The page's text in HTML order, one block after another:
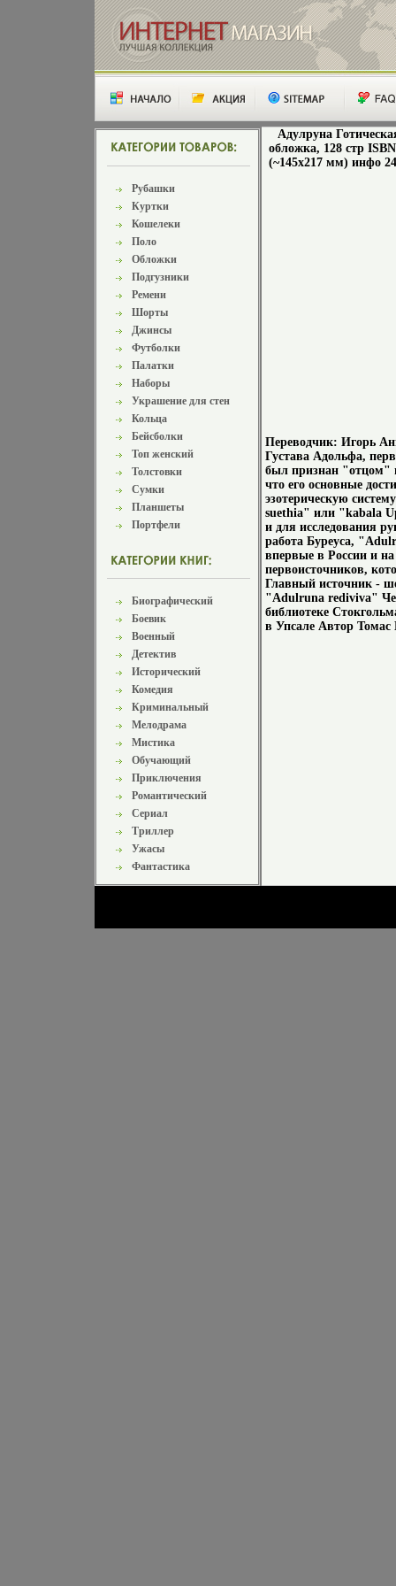
Рубашки
Куртки
Кошелеки
Поло
Обложки
Подгузники
Ремени
Шорты
Джинсы
Футболки
Палатки
Наборы
Украшение для стен
Кольца
Бейсболки
Топ женский
Толстовки
Сумки
Планшеты
Портфели
Биографический
Боевик
Военный
Детектив
Исторический
Комедия
Криминальный
Мелодрама
Мистика
Обучающий
Приключения
Романтический
Сериал
Триллер
Ужасы
Фантастика
Адулруна
обложка, 128 стр
(~145х217 мм) инфо
Переводчик: Игорь
Густава Адольфа,
был признан "отцом"
что его основные
эзотерическую
suethia" или "kabala
и для исследования
работа Буреуса,
впервые в России и
первоисточников,
Главный источник -
"Adulruna rediviva"
библиотеке
в Упсале Автор Томас